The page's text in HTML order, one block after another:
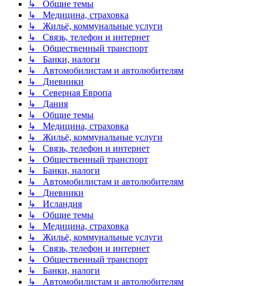
↳ Общие темы
↳ Медицина, страховка
↳ Жильё, коммунальные услуги
↳ Связь, телефон и интернет
↳ Общественный транспорт
↳ Банки, налоги
↳ Автомобилистам и автолюбителям
↳ Дневники
↳ Северная Европа
↳ Дания
↳ Общие темы
↳ Медицина, страховка
↳ Жильё, коммунальные услуги
↳ Связь, телефон и интернет
↳ Общественный транспорт
↳ Банки, налоги
↳ Автомобилистам и автолюбителям
↳ Дневники
↳ Исландия
↳ Общие темы
↳ Медицина, страховка
↳ Жильё, коммунальные услуги
↳ Связь, телефон и интернет
↳ Общественный транспорт
↳ Банки, налоги
↳ Автомобилистам и автолюбителям